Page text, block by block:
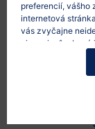
shopy v
preferencií, vášho
internetová
vás zvyčajne
viac
typy súborov
kategórií sa
Mali by ste však
môže ovplyvniť